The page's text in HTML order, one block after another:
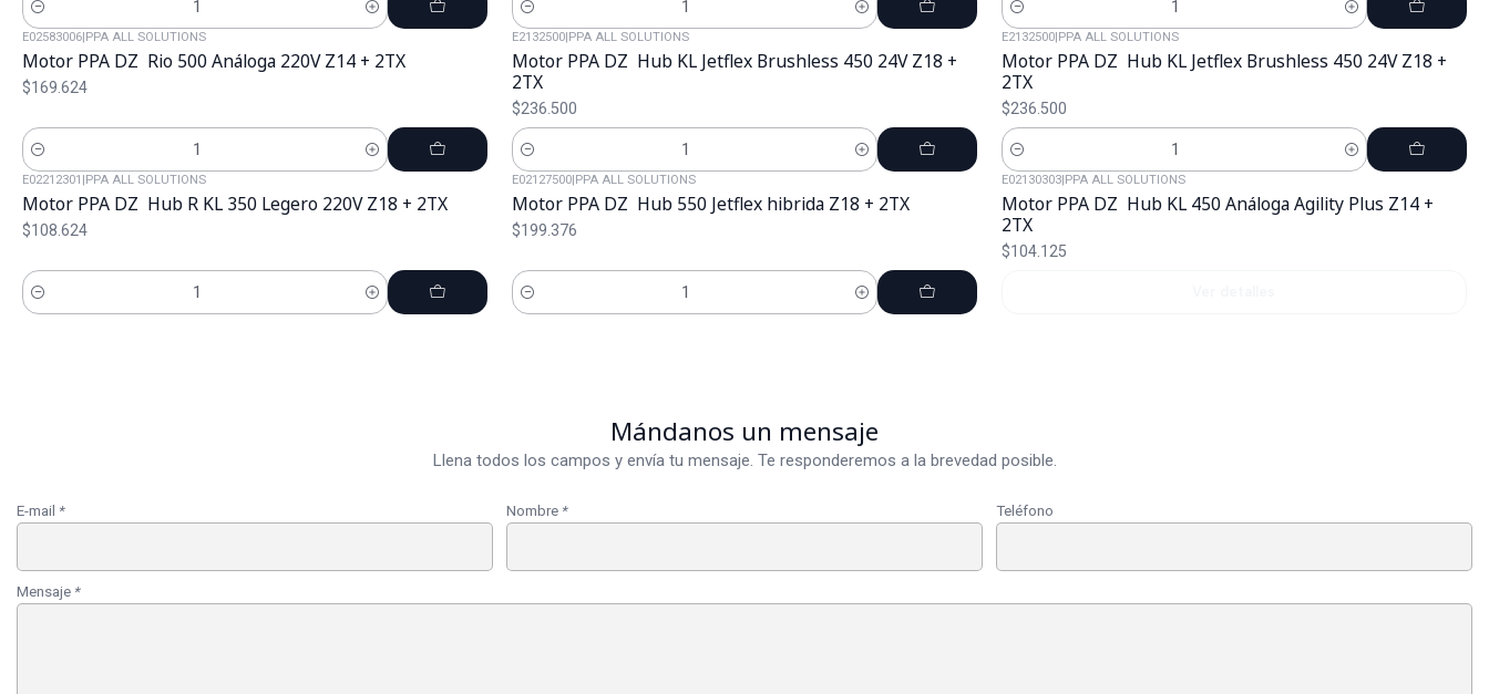
Cantidad Cantidad Cantidad
E02583006|PPA ALL SOLUTIONS
Motor PPA DZ Rio 500 Análoga 220V Z14 + 2TX
$169.624
Cantidad
E2132500|PPA ALL SOLUTIONS
Motor PPA DZ Hub KL Jetflex Brushless 450 24V Z18 +
2TX
$236.500
Cantidad
E2132500|PPA ALL SOLUTIONS
Motor PPA DZ Hub KL Jetflex Brushless 450 24V Z18 +
2TX
$236.500
Cantidad
E02212301 |PPA ALL SOLUTIONS
Motor PPA DZ Hub R KL 350 Legero 220V Z18 + 2TX
$108.624
Cantidad
E02127500|PPA ALL SOLUTIONS
Motor PPA DZ Hub 550 Jetflex hibrida Z18 + 2TX
$199.376
Cantidad
E02130303|PPA ALL SOLUTIONS
Motor PPA DZ Hub KL 450 Análoga Agility Plus Z14 +
2TX
$104.125
Mándanos un mensaje
Llena todos los campos y envía tu mensaje. Te responderemos a la brevedad posible.
E-mail * Nombre * Teléfono
Mensaje *